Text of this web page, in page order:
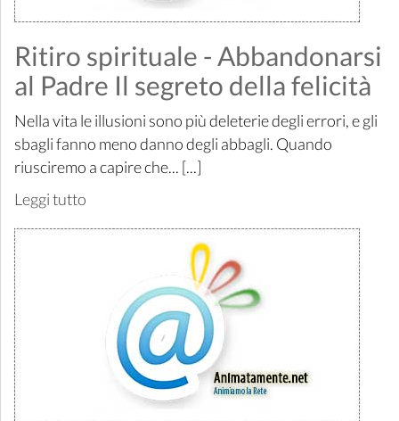
Ritiro spirituale - Abbandonarsi
al Padre Il segreto della felicità
Nella vita le illusioni sono più deleterie degli errori, e gli
sbagli fanno meno danno degli abbagli. Quando
riusciremo a capire che... [...]
Leggi tutto